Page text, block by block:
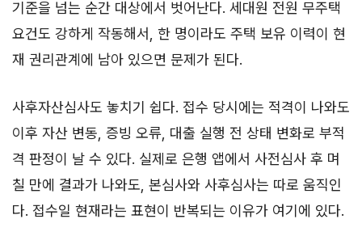
기준을 넘는 순간 대상에서 벗어난다. 세대원 전원 무주택
요건도 강하게 작동해서, 한 명이라도 주택 보유 이력이 현
재 권리관계에 남아 있으면 문제가 된다.
사후자산심사도 놓치기 쉽다. 접수 당시에는 적격이 나와도
이후 자산 변동, 증빙 오류, 대출 실행 전 상태 변화로 부적
격 판정이 날 수 있다. 실제로 은행 앱에서 사전심사 후 며
칠 만에 결과가 나와도, 본심사와 사후심사는 따로 움직인
다. 접수일 현재라는 표현이 반복되는 이유가 여기에 있다.